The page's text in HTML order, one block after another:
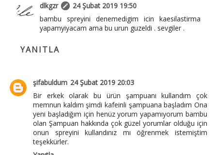
dlkgzr
24 Şubat 2019 19:50
bambu spreyini denemedigim icin kaesilastirma
yapamyiyacam ama bu urun guzeldi . sevgiler .
YANITLA
şifabuldum 24 Şubat 2019 20:03
Bir erkek olarak bu ürün şampuanı kullandım çok
memnun kaldım şimdi kafeinli şampuana başladım Ona
yeni başladığım için henüz yorum yapamıyorum bambu
olan Şampuan hakkında çok güzel yorumlar olduğu için
onun spreyini kullandınız mı öğrenmek istemiştim
teşekkürler.